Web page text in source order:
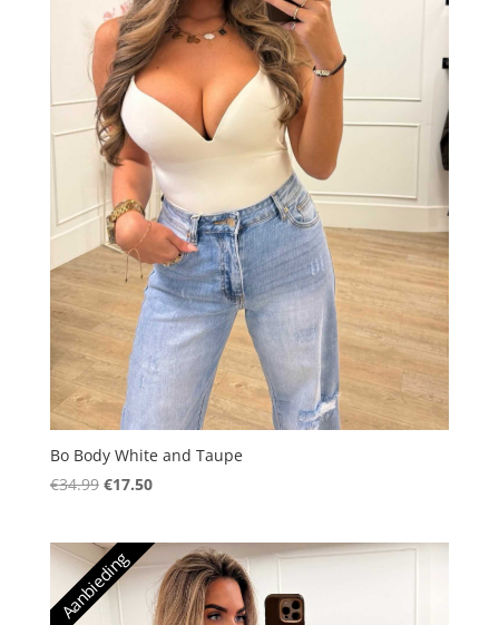
Bo Body White and Taupe
€34.99 Oorspronkelijke
€34.99.
€17.50Huidige
€17.50.
Aanbieding